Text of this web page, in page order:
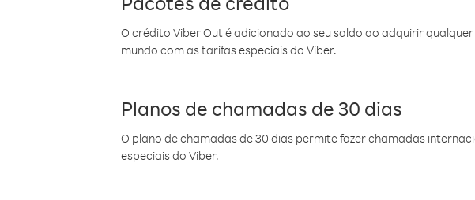
O crédito Viber Out é adicionado ao seu saldo ao adquirir
mundo com as tarifas especiais do Viber.
Planos de chamadas de 30 dias
O plano de chamadas de 30 dias permite fazer chamadas
especiais do Viber.